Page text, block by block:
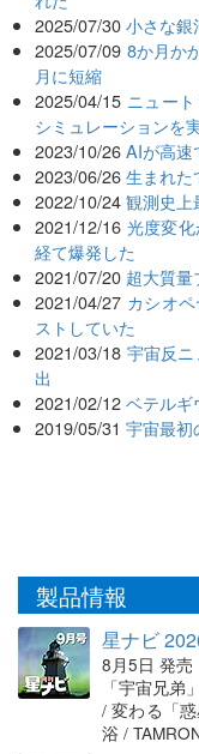
2025/07/30 小さな銀
2025/07/09 8か月か
月に短縮
2025/04/15 ニュー
シミュレーションを
2023/10/26 AIが高速
2023/06/26 生まれた
2022/10/24 観測史上
2021/12/16 光度変
経て爆発した
2021/07/20 超大質
2021/04/27 カシオ
ストしていた
2021/03/18 宇宙反
出
2021/02/12 ベテルギ
2019/05/31 宇宙最初
製品情報
星ナビ
8月5日 発売
「宇宙兄弟
/ 変わる「
浴 /